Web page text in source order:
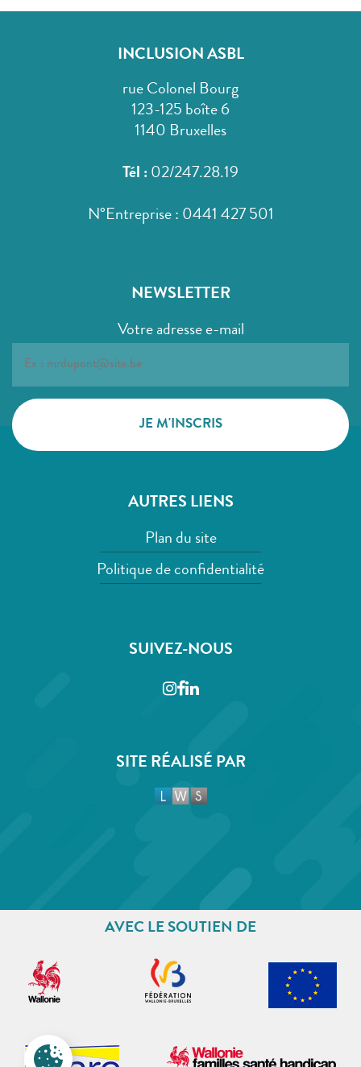
INCLUSION ASBL
rue Colonel Bourg
123-125 boîte 6
1140 Bruxelles
Tél : 02/247.28.19
N°Entreprise : 0441 427 501
NEWSLETTER
Votre adresse e-mail
AUTRES LIENS
Plan du site
Politique de confidentialité
SUIVEZ-NOUS
Instagram
Facebook
LinkedIn
SITE RÉALISÉ PAR
AVEC LE SOUTIEN DE